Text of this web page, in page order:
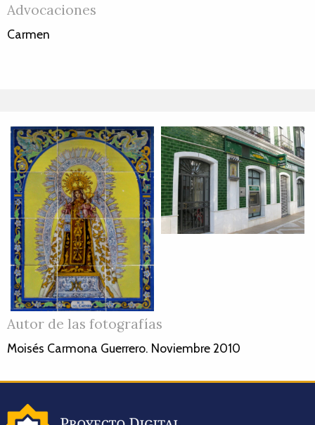
Advocaciones
Carmen
Autor de las fotografías
Moisés Carmona Guerrero. Noviembre 2010